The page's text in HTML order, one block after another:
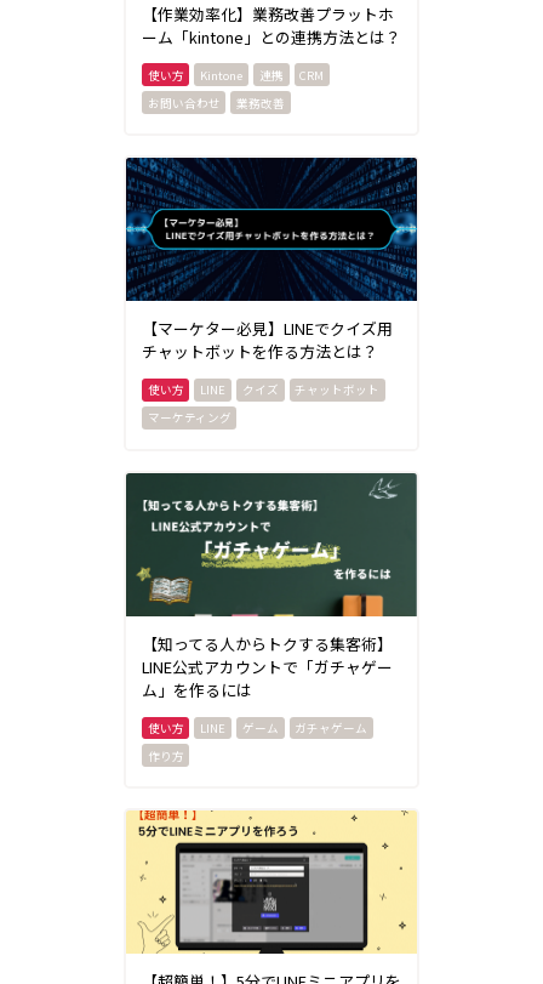
【作業効率化】業務改善プラットホ
ーム「kintone」との連携方法とは？
Kintone 連携
CRM
お問い合わせ
業務改善
【マーケター必見】LINEでクイズ用
チャットボットを作る方法とは？
LINE クイズ
チャットボット
マーケティング
【知ってる人からトクする集客術】
LINE公式アカウントで「ガチャゲー
ム」を作るには
LINE ゲーム
ガチャゲーム
作り方